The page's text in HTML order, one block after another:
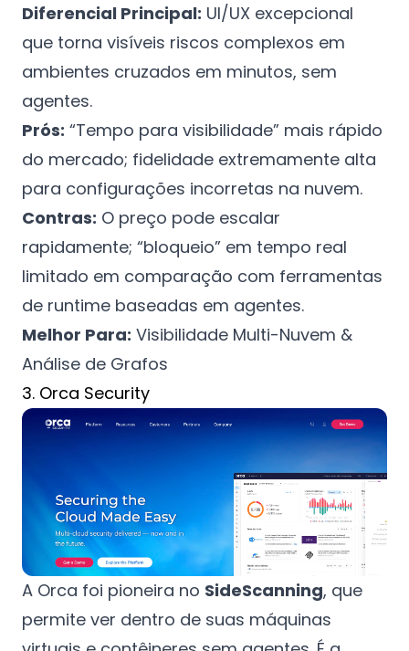
Diferencial Principal: UI/UX excepcional
que torna visíveis riscos complexos em
ambientes cruzados em minutos, sem
agentes.
Prós: “Tempo para visibilidade” mais rápido
do mercado; fidelidade extremamente alta
para configurações incorretas na nuvem.
Contras: O preço pode escalar
rapidamente; “bloqueio” em tempo real
limitado em comparação com ferramentas
de runtime baseadas em agentes.
Melhor Para: Visibilidade Multi-Nuvem &
Análise de Grafos
3. Orca Security
A Orca foi pioneira no SideScanning, que
permite ver dentro de suas máquinas